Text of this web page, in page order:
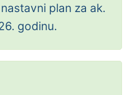
plan za ak.
godinu.